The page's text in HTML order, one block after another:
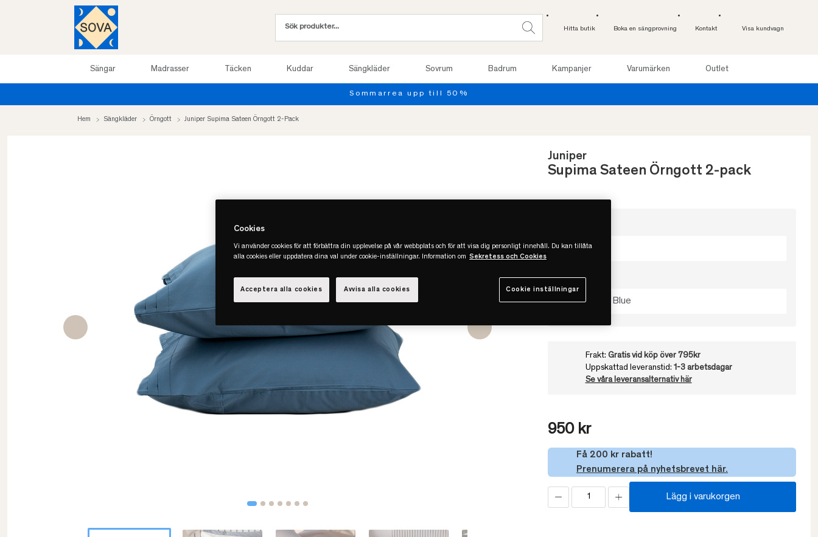
Hitta butik Boka en sängprovning Kontakt Visa kundvagn
Sängar Madrasser Täcken Kuddar Sängkläder Sovrum Badrum Kampanjer Varumärken Outlet
Hem Sängkläder Örngott Juniper Supima Sateen Örngott 2-Pack
Juniper
Supima Sateen Örngott 2-pack
50x90
Välj färg
North Sea Blue
Frakt: Gratis vid köp över 795kr
Uppskattad leveranstid: 1-3 arbetsdagar
Se våra leveransalternativ här
950 kr
Få 200 kr rabatt!
Prenumerera på nyhetsbrevet här.
Lägg i varukorgen
Cookies
Vi använder cookies för att förbättra din upplevelse på vår webbplats och för att visa dig personligt innehåll. Du kan tillåta
alla cookies eller uppdatera dina val under cookie-inställningar. Information om Sekretess och Cookies
Cookie inställningar
Avvisa alla cookies
Acceptera alla cookies